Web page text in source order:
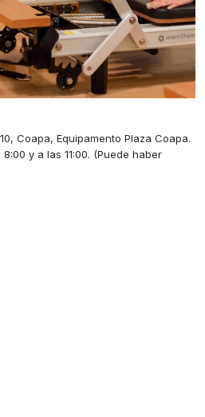
Coapa, Equipamento Plaza Coapa.
y a las 11:00. (Puede haber